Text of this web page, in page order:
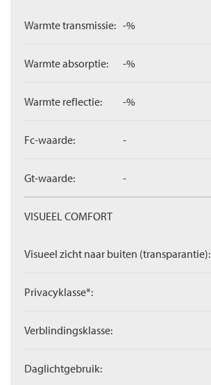
Warmte transmissie: -%
Warmte absorptie: -%
Warmte reflectie: -%
Fc-waarde: -
Gt-waarde: -
VISUEEL COMFORT
Visueel zicht naar buiten (transparantie):
Privacyklasse*:
Verblindingsklasse:
Daglichtgebruik: